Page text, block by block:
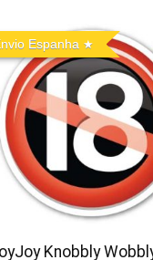
Espanha
Knobbly